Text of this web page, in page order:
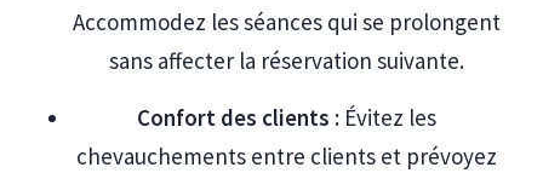
Accommodez les séances qui se prolongent
sans affecter la réservation suivante.
Confort des clients :Évitez les
chevauchements entre clients et prévoyez